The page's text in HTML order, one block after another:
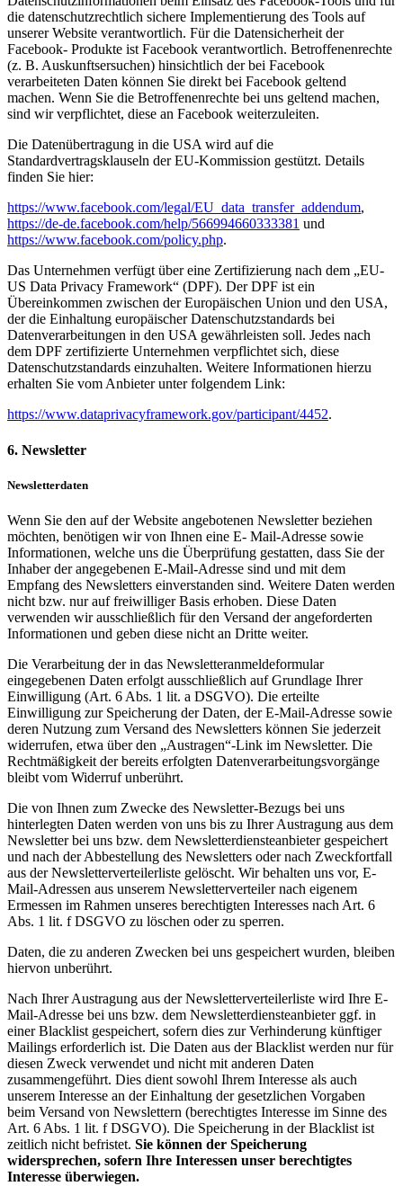
die datenschutzrechtlich sichere Implementierung des Tools auf
unserer Website verantwortlich. Für die Datensicherheit der
Facebook- Produkte ist Facebook verantwortlich. Betroffenenrechte
(z. B. Auskunftsersuchen) hinsichtlich der bei Facebook
verarbeiteten Daten können Sie direkt bei Facebook geltend
machen. Wenn Sie die Betroffenenrechte bei uns geltend machen,
sind wir verpflichtet, diese an Facebook weiterzuleiten.
Die Datenübertragung in die USA wird auf die
Standardvertragsklauseln der EU-Kommission gestützt. Details
finden Sie hier:
https://www.facebook.com/legal/EU_data_transfer_addendum,
https://de-de.facebook.com/help/566994660333381 und
https://www.facebook.com/policy.php.
Das Unternehmen verfügt über eine Zertifizierung nach dem „EU-
US Data Privacy Framework“ (DPF). Der DPF ist ein
Übereinkommen zwischen der Europäischen Union und den USA,
der die Einhaltung europäischer Datenschutzstandards bei
Datenverarbeitungen in den USA gewährleisten soll. Jedes nach
dem DPF zertifizierte Unternehmen verpflichtet sich, diese
Datenschutzstandards einzuhalten. Weitere Informationen hierzu
erhalten Sie vom Anbieter unter folgendem Link:
https://www.dataprivacyframework.gov/participant/4452.
6. Newsletter
Newsletterdaten
Wenn Sie den auf der Website angebotenen Newsletter beziehen
möchten, benötigen wir von Ihnen eine E- Mail-Adresse sowie
Informationen, welche uns die Überprüfung gestatten, dass Sie der
Inhaber der angegebenen E-Mail-Adresse sind und mit dem
Empfang des Newsletters einverstanden sind. Weitere Daten werden
nicht bzw. nur auf freiwilliger Basis erhoben. Diese Daten
verwenden wir ausschließlich für den Versand der angeforderten
Informationen und geben diese nicht an Dritte weiter.
Die Verarbeitung der in das Newsletteranmeldeformular
eingegebenen Daten erfolgt ausschließlich auf Grundlage Ihrer
Einwilligung (Art. 6 Abs. 1 lit. a DSGVO). Die erteilte
Einwilligung zur Speicherung der Daten, der E-Mail-Adresse sowie
deren Nutzung zum Versand des Newsletters können Sie jederzeit
widerrufen, etwa über den „Austragen“-Link im Newsletter. Die
Rechtmäßigkeit der bereits erfolgten Datenverarbeitungsvorgänge
bleibt vom Widerruf unberührt.
Die von Ihnen zum Zwecke des Newsletter-Bezugs bei uns
hinterlegten Daten werden von uns bis zu Ihrer Austragung aus dem
Newsletter bei uns bzw. dem Newsletterdiensteanbieter gespeichert
und nach der Abbestellung des Newsletters oder nach Zweckfortfall
aus der Newsletterverteilerliste gelöscht. Wir behalten uns vor, E-
Mail-Adressen aus unserem Newsletterverteiler nach eigenem
Ermessen im Rahmen unseres berechtigten Interesses nach Art. 6
Abs. 1 lit. f DSGVO zu löschen oder zu sperren.
Daten, die zu anderen Zwecken bei uns gespeichert wurden, bleiben
hiervon unberührt.
Nach Ihrer Austragung aus der Newsletterverteilerliste wird Ihre E-
Mail-Adresse bei uns bzw. dem Newsletterdiensteanbieter ggf. in
einer Blacklist gespeichert, sofern dies zur Verhinderung künftiger
Mailings erforderlich ist. Die Daten aus der Blacklist werden nur für
diesen Zweck verwendet und nicht mit anderen Daten
zusammengeführt. Dies dient sowohl Ihrem Interesse als auch
unserem Interesse an der Einhaltung der gesetzlichen Vorgaben
beim Versand von Newslettern (berechtigtes Interesse im Sinne des
Art. 6 Abs. 1 lit. f DSGVO). Die Speicherung in der Blacklist ist
zeitlich nicht befristet. Sie können der Speicherung
widersprechen, sofern Ihre Interessen unser berechtigtes
Interesse überwiegen.